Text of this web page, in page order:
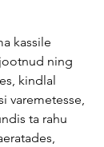
kassile
ning
kindlal
varemetesse,
ta rahu